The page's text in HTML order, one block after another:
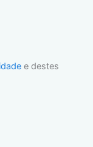
e destes